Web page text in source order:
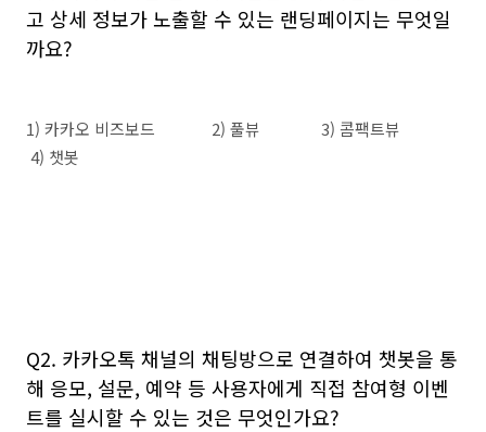
고 상세 정보가 노출할 수 있는 랜딩페이지는 무엇일
까요?
1) 카카오 비즈보드 2) 풀뷰 3) 콤팩트뷰
4) 챗봇
Q2. 카카오톡 채널의 채팅방으로 연결하여 챗봇을 통
해 응모, 설문, 예약 등 사용자에게 직접 참여형 이벤
트를 실시할 수 있는 것은 무엇인가요?